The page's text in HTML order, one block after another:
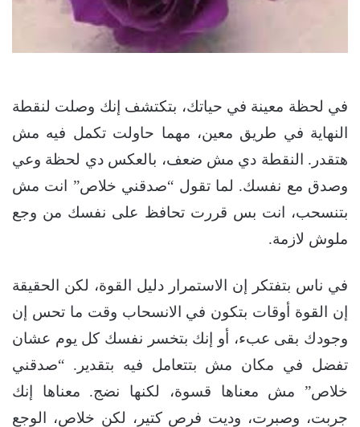
في لحظة معينة في حياتك، بتكتشف إنك وصلت لنقطة
النهاية في طريق معين، مهما حاولت تكمل فيه مش
هتقدر. النقطة دي مش ضعف، بالعكس دي لحظة وعي
وصدق مع نفسك. لما تقول “صدقني خلاص” انت مش
بتنسحب، انت بس قررت تحافظ على نفسك من وجع
ملوش لازمة.
في ناس بتفتكر إن الاستمرار دليل القوة، لكن الحقيقة
إن القوة أوقات بتكون في الانسحاب وقت ما تحس إن
وجودك بقى عبء، أو إنك بتخسر نفسك كل يوم عشان
تفضل في مكان مش بتتعامل فيه بتقدير. “صدقني
خلاص” مش معناها قسوة، لكنها نضج. معناها إنك
جربت، وصبرت، وديت فرص كتير، لكن خلاص، الوجع